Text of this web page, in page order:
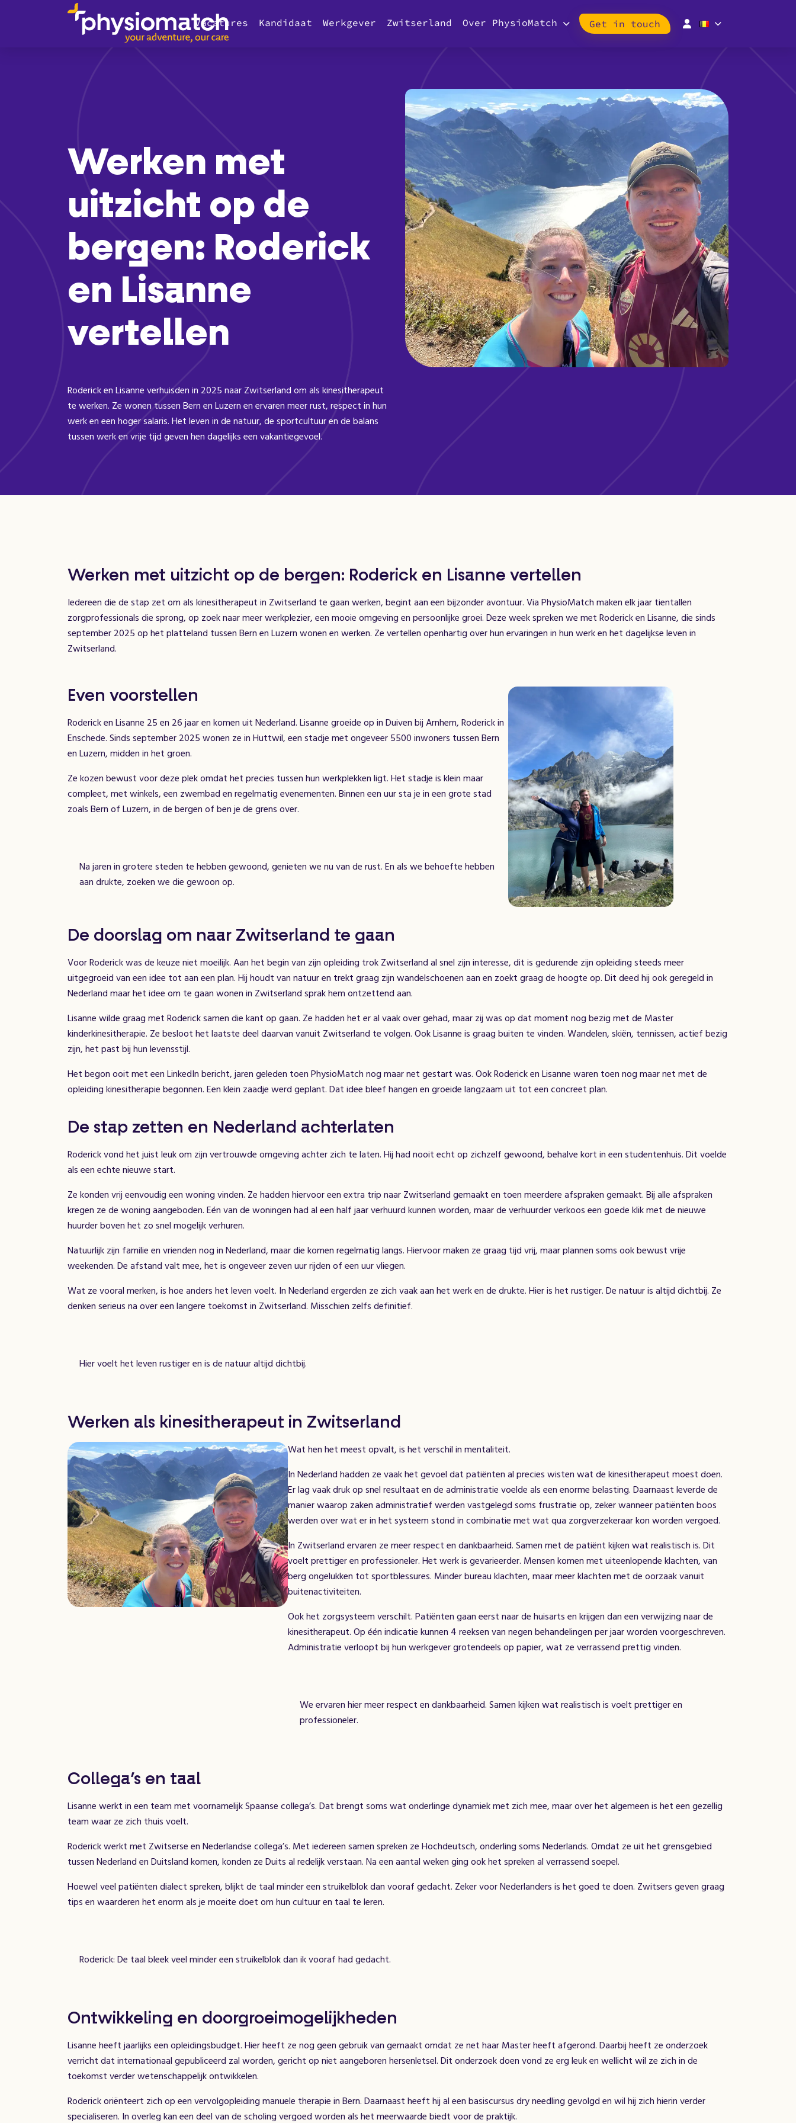
Vacatures Kandidaat Werkgever Zwitserland Over PhysioMatch Get in touch
Werken met
uitzicht op de
bergen: Roderick
en Lisanne
vertellen
Roderick en Lisanne verhuisden in 2025 naar Zwitserland om als kinesitherapeut
te werken. Ze wonen tussen Bern en Luzern en ervaren meer rust, respect in hun
werk en een hoger salaris. Het leven in de natuur, de sportcultuur en de balans
tussen werk en vrije tijd geven hen dagelijks een vakantiegevoel.
Werken met uitzicht op de bergen: Roderick en Lisanne vertellen
Iedereen die de stap zet om als kinesitherapeut in Zwitserland te gaan werken, begint aan een bijzonder avontuur. Via PhysioMatch maken elk jaar tientallen
zorgprofessionals die sprong, op zoek naar meer werkplezier, een mooie omgeving en persoonlijke groei. Deze week spreken we met Roderick en Lisanne, die sinds
september 2025 op het platteland tussen Bern en Luzern wonen en werken. Ze vertellen openhartig over hun ervaringen in hun werk en het dagelijkse leven in
Zwitserland.
Even voorstellen
Roderick en Lisanne 25 en 26 jaar en komen uit Nederland. Lisanne groeide op in Duiven bij Arnhem, Roderick in
Enschede. Sinds september 2025 wonen ze in Huttwil, een stadje met ongeveer 5500 inwoners tussen Bern
en Luzern, midden in het groen.
Ze kozen bewust voor deze plek omdat het precies tussen hun werkplekken ligt. Het stadje is klein maar
compleet, met winkels, een zwembad en regelmatig evenementen. Binnen een uur sta je in een grote stad
zoals Bern of Luzern, in de bergen of ben je de grens over.
Na jaren in grotere steden te hebben gewoond, genieten we nu van de rust. En als we behoefte hebben
aan drukte, zoeken we die gewoon op.
De doorslag om naar Zwitserland te gaan
Voor Roderick was de keuze niet moeilijk. Aan het begin van zijn opleiding trok Zwitserland al snel zijn interesse, dit is gedurende zijn opleiding steeds meer
uitgegroeid van een idee tot aan een plan. Hij houdt van natuur en trekt graag zijn wandelschoenen aan en zoekt graag de hoogte op. Dit deed hij ook geregeld in
Nederland maar het idee om te gaan wonen in Zwitserland sprak hem ontzettend aan.
Lisanne wilde graag met Roderick samen die kant op gaan. Ze hadden het er al vaak over gehad, maar zij was op dat moment nog bezig met de Master
kinderkinesitherapie. Ze besloot het laatste deel daarvan vanuit Zwitserland te volgen. Ook Lisanne is graag buiten te vinden. Wandelen, skiën, tennissen, actief bezig
zijn, het past bij hun levensstijl.
Het begon ooit met een LinkedIn bericht, jaren geleden toen PhysioMatch nog maar net gestart was. Ook Roderick en Lisanne waren toen nog maar net met de
opleiding kinesitherapie begonnen. Een klein zaadje werd geplant. Dat idee bleef hangen en groeide langzaam uit tot een concreet plan.
De stap zetten en Nederland achterlaten
Roderick vond het juist leuk om zijn vertrouwde omgeving achter zich te laten. Hij had nooit echt op zichzelf gewoond, behalve kort in een studentenhuis. Dit voelde
als een echte nieuwe start.
Ze konden vrij eenvoudig een woning vinden. Ze hadden hiervoor een extra trip naar Zwitserland gemaakt en toen meerdere afspraken gemaakt. Bij alle afspraken
kregen ze de woning aangeboden. Eén van de woningen had al een half jaar verhuurd kunnen worden, maar de verhuurder verkoos een goede klik met de nieuwe
huurder boven het zo snel mogelijk verhuren.
Natuurlijk zijn familie en vrienden nog in Nederland, maar die komen regelmatig langs. Hiervoor maken ze graag tijd vrij, maar plannen soms ook bewust vrije
weekenden. De afstand valt mee, het is ongeveer zeven uur rijden of een uur vliegen.
Wat ze vooral merken, is hoe anders het leven voelt. In Nederland ergerden ze zich vaak aan het werk en de drukte. Hier is het rustiger. De natuur is altijd dichtbij. Ze
denken serieus na over een langere toekomst in Zwitserland. Misschien zelfs definitief.
Hier voelt het leven rustiger en is de natuur altijd dichtbij.
Werken als kinesitherapeut in Zwitserland
Wat hen het meest opvalt, is het verschil in mentaliteit.
In Nederland hadden ze vaak het gevoel dat patiënten al precies wisten wat de kinesitherapeut moest doen.
Er lag vaak druk op snel resultaat en de administratie voelde als een enorme belasting. Daarnaast leverde de
manier waarop zaken administratief werden vastgelegd soms frustratie op, zeker wanneer patiënten boos
werden over wat er in het systeem stond in combinatie met wat qua zorgverzekeraar kon worden vergoed.
In Zwitserland ervaren ze meer respect en dankbaarheid. Samen met de patiënt kijken wat realistisch is. Dit
voelt prettiger en professioneler. Het werk is gevarieerder. Mensen komen met uiteenlopende klachten, van
berg ongelukken tot sportblessures. Minder bureau klachten, maar meer klachten met de oorzaak vanuit
buitenactiviteiten.
Ook het zorgsysteem verschilt. Patiënten gaan eerst naar de huisarts en krijgen dan een verwijzing naar de
kinesitherapeut. Op één indicatie kunnen 4 reeksen van negen behandelingen per jaar worden voorgeschreven.
Administratie verloopt bij hun werkgever grotendeels op papier, wat ze verrassend prettig vinden.
We ervaren hier meer respect en dankbaarheid. Samen kijken wat realistisch is voelt prettiger en
professioneler.
Collega’s en taal
Lisanne werkt in een team met voornamelijk Spaanse collega’s. Dat brengt soms wat onderlinge dynamiek met zich mee, maar over het algemeen is het een gezellig
team waar ze zich thuis voelt.
Roderick werkt met Zwitserse en Nederlandse collega’s. Met iedereen samen spreken ze Hochdeutsch, onderling soms Nederlands. Omdat ze uit het grensgebied
tussen Nederland en Duitsland komen, konden ze Duits al redelijk verstaan. Na een aantal weken ging ook het spreken al verrassend soepel.
Hoewel veel patiënten dialect spreken, blijkt de taal minder een struikelblok dan vooraf gedacht. Zeker voor Nederlanders is het goed te doen. Zwitsers geven graag
tips en waarderen het enorm als je moeite doet om hun cultuur en taal te leren.
Roderick: De taal bleek veel minder een struikelblok dan ik vooraf had gedacht.
Ontwikkeling en doorgroeimogelijkheden
Lisanne heeft jaarlijks een opleidingsbudget. Hier heeft ze nog geen gebruik van gemaakt omdat ze net haar Master heeft afgerond. Daarbij heeft ze onderzoek
verricht dat internationaal gepubliceerd zal worden, gericht op niet aangeboren hersenletsel. Dit onderzoek doen vond ze erg leuk en wellicht wil ze zich in de
toekomst verder wetenschappelijk ontwikkelen.
Roderick oriënteert zich op een vervolgopleiding manuele therapie in Bern. Daarnaast heeft hij al een basiscursus dry needling gevolgd en wil hij zich hierin verder
specialiseren. In overleg kan een deel van de scholing vergoed worden als het meerwaarde biedt voor de praktijk.